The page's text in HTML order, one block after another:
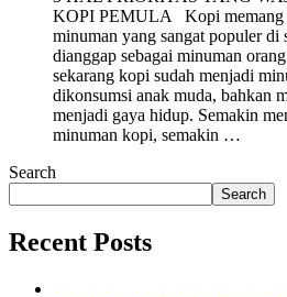
KOPI PEMULA Kopi memang
minuman yang sangat populer
dianggap sebagai minuman
sekarang kopi sudah menjadi
dikonsumsi anak muda, bahkan
menjadi gaya hidup. Semakin
minuman kopi, semakin …
Search
Search
Recent Posts